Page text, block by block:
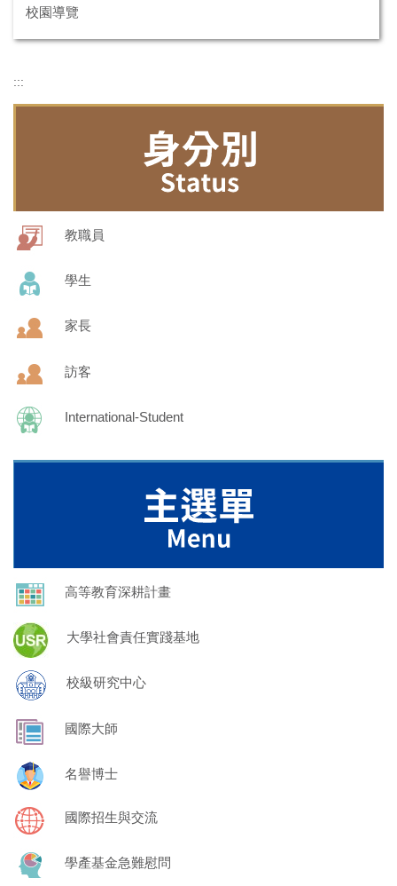
校園導覽
:::
教職員
學生
家長
訪客
International-Student
高等教育深耕計畫
大學社會責任實踐基地
校級研究中心
國際大師
名譽博士
國際招生與交流
學產基金急難慰問